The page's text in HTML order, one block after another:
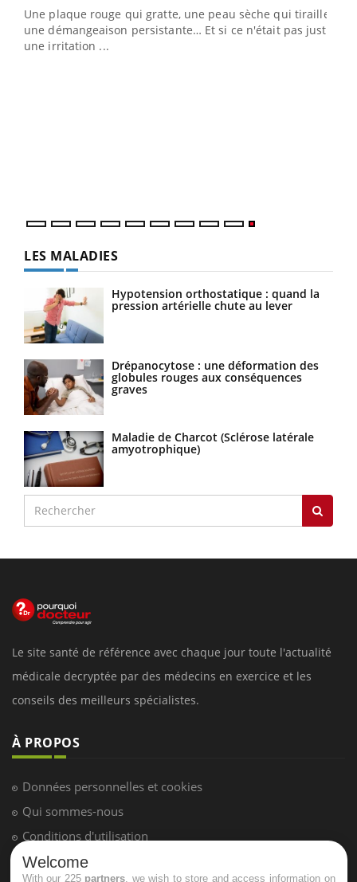
Une plaque rouge qui gratte, une peau sèche qui tiraille,
une démangeaison persistante… Et si ce n'était pas juste
une irritation ...
LES MALADIES
Hypotension orthostatique : quand la
pression artérielle chute au lever
Drépanocytose : une déformation des
globules rouges aux conséquences
graves
Maladie de Charcot (Sclérose latérale
amyotrophique)
Le site santé de référence avec chaque jour toute l'actualité
médicale decryptée par des médecins en exercice et les
conseils des meilleurs spécialistes.
À PROPOS
Données personnelles et cookies
Qui sommes-nous
Conditions d'utilisation
Plan du site
Welcome
With our 225 partners , we wish to store and access information on